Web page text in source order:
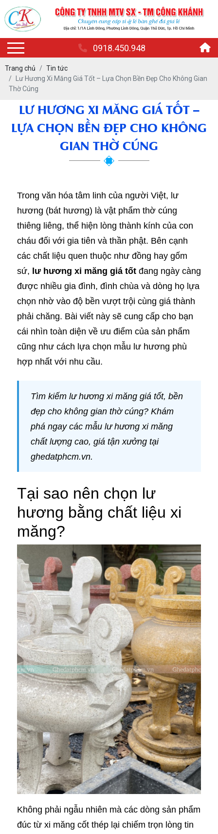
0918.450.948
Trang chủ
Tin tức
Lư Hương Xi Măng Giá Tốt – Lựa Chọn Bền Đẹp Cho Không Gian
Thờ Cúng
LƯ HƯƠNG XI MĂNG GIÁ TỐT –
LỰA CHỌN BỀN ĐẸP CHO KHÔNG
GIAN THỜ CÚNG
Trong văn hóa tâm linh của người Việt, lư
hương (bát hương) là vật phẩm thờ cúng
thiêng liêng, thể hiện lòng thành kính của con
cháu đối với gia tiên và thần phật. Bên cạnh
các chất liệu quen thuộc như đồng hay gốm
sứ, lư hương xi măng giá tốt đang ngày càng
được nhiều gia đình, đình chùa và dòng họ lựa
chọn nhờ vào độ bền vượt trội cùng giá thành
phải chăng. Bài viết này sẽ cung cấp cho bạn
cái nhìn toàn diện về ưu điểm của sản phẩm
cũng như cách lựa chọn mẫu lư hương phù
hợp nhất với nhu cầu.
Tìm kiếm lư hương xi măng giá tốt, bền
đẹp cho không gian thờ cúng? Khám
phá ngay các mẫu lư hương xi măng
chất lượng cao, giá tận xưởng tại
ghedatphcm.vn.
Tại sao nên chọn lư
hương bằng chất liệu xi
măng?
Không phải ngẫu nhiên mà các dòng sản phẩm
đúc từ xi măng cốt thép lại chiếm trọn lòng tin